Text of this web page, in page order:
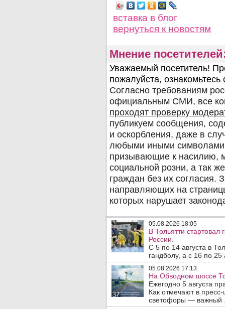
вставка в блог
вернуться к новостям
Мнение
05.08.2026 18:05
В Тольятти
России.
С 5 по 14 августа в
гандболу, а с 16 по
05.08.2026 17:13
На Обводном шоссе
Ежегодно 5 августа
Как отмечают в
светофоры — важный